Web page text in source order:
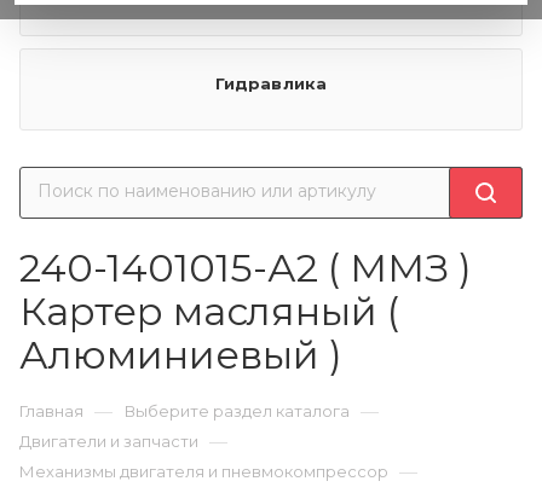
Гидравлика
240-1401015-А2 ( ММЗ )
Картер масляный (
Алюминиевый )
Главная — Выберите раздел каталога —
Двигатели и запчасти —
Механизмы двигателя и пневмокомпрессор —